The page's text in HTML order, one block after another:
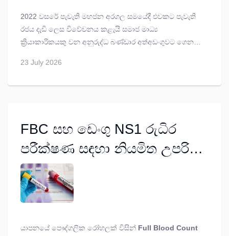
2022 වසරේ පැවැති මහජන අරගල සමයේදී එවකට පැවැති
රජය දැඩි ලෙස විවේචනය කළැයි සමාජ මාධ්‍ය
ක්‍රියාකාරිකයකු වන අනුරුද්ධ බණ්ඩාර අත්අඩංගුවට ගෙන
උල්ලංඝණය වී ඇති බව ශ්‍රේෂ්ඨාධිකරණය තීන්දු කරයි.
23 July 2026
FBC සහ ඩෙංගු NS1 රුධිර
පරීක්ෂණ සඳහා නියමිත උපරිම
ගාස්තු පිළිබඳ පැහැදිලි කිරීමක්
යාපනයේ පෞද්ගලික රෝහලක් විසින් Full Blood Count